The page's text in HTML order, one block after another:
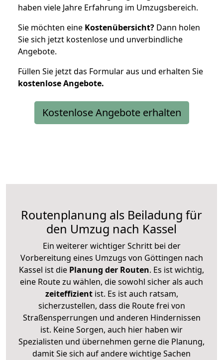
haben viele Jahre Erfahrung im Umzugsbereich.
Sie möchten eine Kostenübersicht? Dann holen
Sie sich jetzt kostenlose und unverbindliche
Angebote.
Füllen Sie jetzt das Formular aus und erhalten Sie
kostenloseAngebote.
Kostenlose Angebote erhalten
Routenplanung als Beiladung für
den Umzug nach Kassel
Ein weiterer wichtiger Schritt bei der
Vorbereitung eines Umzugs von Göttingen nach
Kassel ist die Planung der Routen. Es ist wichtig,
eine Route zu wählen, die sowohl sicher als auch
zeiteffizientist. Es ist auch ratsam,
sicherzustellen, dass die Route frei von
Straßensperrungen und anderen Hindernissen
ist. Keine Sorgen, auch hier haben wir
Spezialisten und übernehmen gerne die Planung,
damit Sie sich auf andere wichtige Sachen